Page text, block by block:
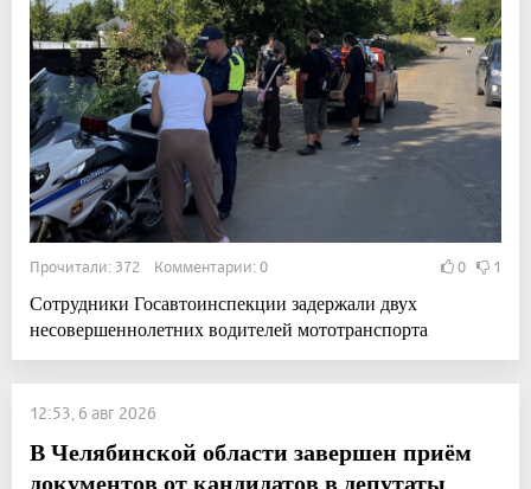
Прочитали: 372 Комментарии: 0 0 1
Сотрудники Госавтоинспекции задержали двух
несовершеннолетних водителей мототранспорта
12:53, 6 авг 2026
В Челябинской области завершен приём